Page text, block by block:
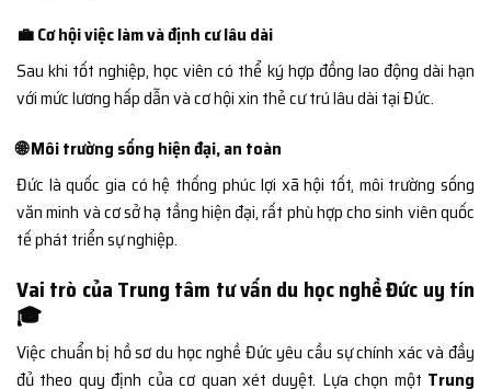
💼 Cơ hội việc làm và định cư lâu dài
Sau khi tốt nghiệp, học viên có thể ký hợp đồng lao động dài hạn
với mức lương hấp dẫn và cơ hội xin thẻ cư trú lâu dài tại Đức.
🌐 Môi trường sống hiện đại, an toàn
Đức là quốc gia có hệ thống phúc lợi xã hội tốt, môi trường sống
văn minh và cơ sở hạ tầng hiện đại, rất phù hợp cho sinh viên quốc
tế phát triển sự nghiệp.
Vai trò của Trung tâm tư vấn du học nghề Đức uy tín
🎓
Việc chuẩn bị hồ sơ du học nghề Đức yêu cầu sự chính xác và đầy
đủ theo quy định của cơ quan xét duyệt. Lựa chọn một Trung